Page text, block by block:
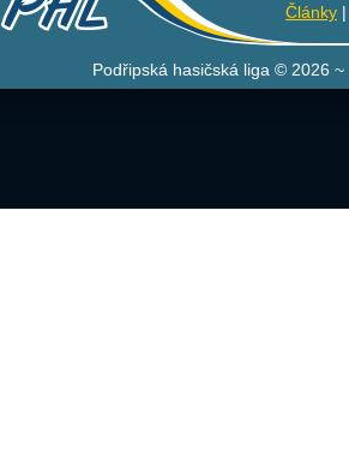
Články
Podřipská hasičská liga © 2026